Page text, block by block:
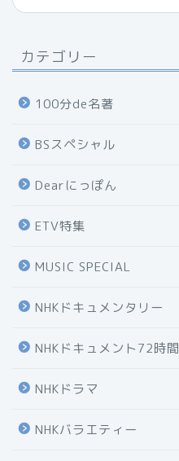
カテゴリー
100分de名著
BSスペシャル
Dearにっぽん
ETV特集
MUSIC SPECIAL
NHKドキュメンタリー
NHKドキュメント72時間
NHKドラマ
NHKバラエティー